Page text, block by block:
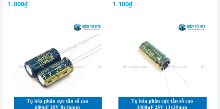
1.000₫ 1.100₫